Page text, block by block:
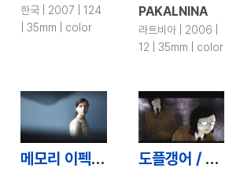
한국 | 2007 | 124
| 35mm | color
PAKALNINA
라트비아 | 2006 |
12 | 35mm | color
메모리 이펙트 / Memory Effect 도플갱어 / Doppleganger